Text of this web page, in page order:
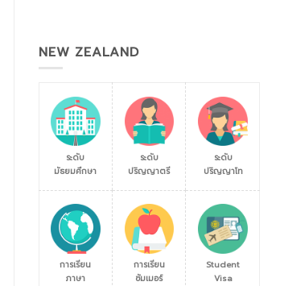
NEW ZEALAND
ระดับ
มัธยมศึกษา
ระดับ
ปริญญาตรี
ระดับ
ปริญญาโท
การเรียน
ภาษา
การเรียน
ซัมเมอร์
Student
Visa